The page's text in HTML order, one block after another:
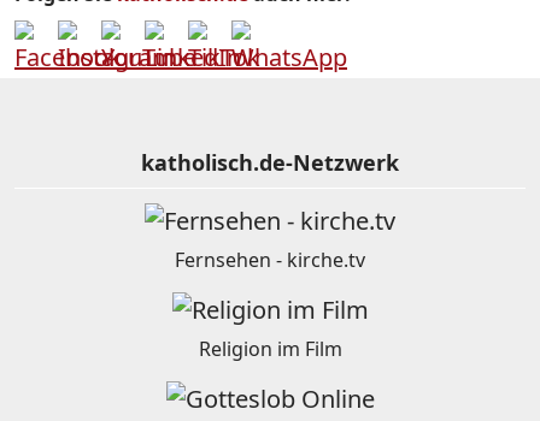
katholisch.de-Netzwerk
Fernsehen - kirche.tv
Religion im Film